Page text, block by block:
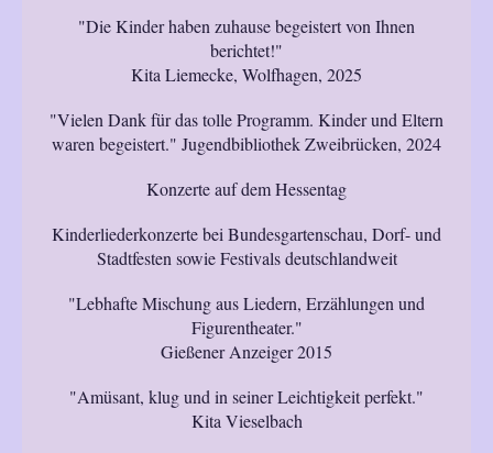
"Die Kinder haben zuhause begeistert von Ihnen
berichtet!"
Kita Liemecke, Wolfhagen, 2025
"Vielen Dank für das tolle Programm. Kinder und Eltern
waren begeistert." Jugendbibliothek Zweibrücken, 2024
Konzerte auf dem Hessentag
Kinderliederkonzerte bei Bundesgartenschau, Dorf- und
Stadtfesten sowie Festivals deutschlandweit
"Lebhafte Mischung aus Liedern, Erzählungen und
Figurentheater."
Gießener Anzeiger 2015
"Amüsant, klug und in seiner Leichtigkeit perfekt."
Kita Vieselbach